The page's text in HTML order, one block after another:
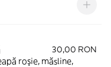
30,00 RON
roşie, măsline,